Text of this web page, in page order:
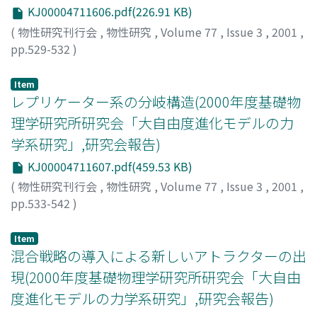
KJ00004711606.pdf(226.91 KB)
( 物性研究刊行会 , 物性研究 , Volume 77 , Issue 3 , 2001 ,
pp.529-532 )
Item
レプリケーター系の分岐構造(2000年度基礎物
理学研究所研究会「大自由度進化モデルの力
学系研究」,研究会報告)
KJ00004711607.pdf(459.53 KB)
( 物性研究刊行会 , 物性研究 , Volume 77 , Issue 3 , 2001 ,
pp.533-542 )
Item
混合戦略の導入による新しいアトラクターの出
現(2000年度基礎物理学研究所研究会「大自由
度進化モデルの力学系研究」,研究会報告)